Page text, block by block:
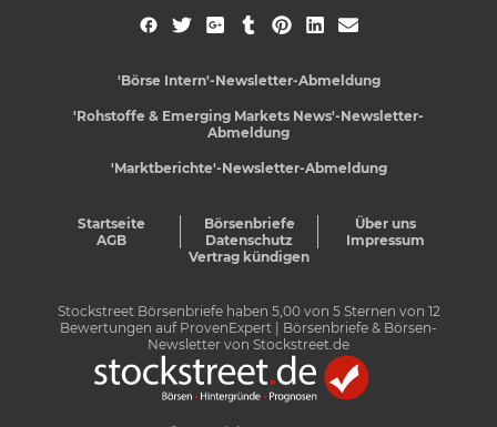
'Börse Intern'-Newsletter-Abmeldung
'Rohstoffe & Emerging Markets News'-Newsletter-
Abmeldung
'Marktberichte'-Newsletter-Abmeldung
Startseite Börsenbriefe
Über uns
AGB
Datenschutz
Impressum
Vertrag kündigen
Stockstreet Börsenbriefe haben 5,00von 5Sternen von 12
Bewertungen auf ProvenExpert
| Börsenbriefe & Börsen-
Newsletter von Stockstreet.de